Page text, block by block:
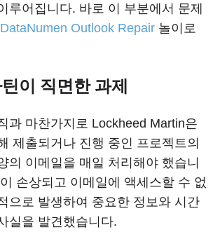
루어집니다. 바로 이 부분에서 문제
DataNumen Outlook Repair 놀이로
이 직면한 과제
과 마찬가지로 Lockheed Martin은
제출되거나 진행 중인 프로젝트의
의 이메일을 매일 처리해야 했습니
손상되고 이메일에 액세스할 수 없
으로 발생하여 중요한 정보와 시간
실을 발견했습니다.